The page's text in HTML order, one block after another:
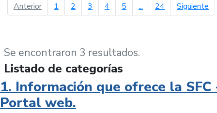
Anteriorpágina anterior
1 2 3 4 5 ... 24 Siguiente
Se encontraron 3 resultados.
Listado de categorías
1. Información que ofrece la SFC
Portal web.